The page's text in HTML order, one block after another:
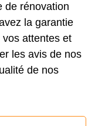
de rénovation
la garantie
attentes et
les avis de nos
de nos